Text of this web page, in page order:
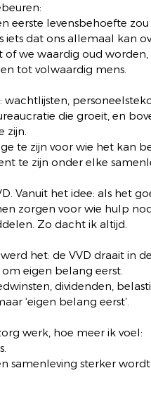
eerste levensbehoefte
iets dat ons allemaal kan
of we waardig oud
tot volwaardig mens.
wachtlijsten,
die groeit, en
zijn.
te zijn voor wie het kan
te zijn onder elke
Vanuit het idee: als het
zorgen voor wie hulp
Zo dacht ik altijd.
het: de VVD draait in
eigen belang eerst.
dividenden,
‘eigen belang eerst’.
werk, hoe meer ik voel:
samenleving sterker